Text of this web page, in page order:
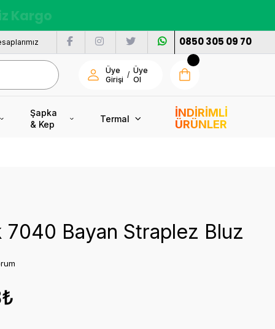
0850 305 09 70
Üye
Girişi
/ Üye
Ol
Şapka
& Kep
Termal
İNDİRİMLİ
ÜRÜNLER
7040 Bayan Straplez Bluz